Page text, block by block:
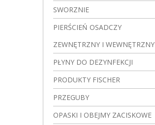
SWORZNIE
PIERŚCIEŃ OSADCZY
ZEWNĘTRZNY I WEWNĘTRZNY
PŁYNY DO DEZYNFEKCJI
PRODUKTY FISCHER
PRZEGUBY
OPASKI I OBEJMY ZACISKOWE